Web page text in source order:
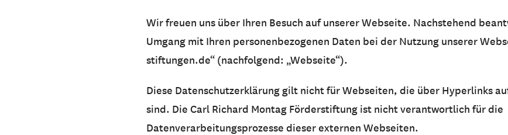
Wir freuen uns über Ihren Besuch auf unserer Webseite. Nachstehend
Umgang mit Ihren personenbezogenen Daten bei der Nutzung unserer
stiftungen.de“ (nachfolgend: „Webseite“).
Diese Datenschutzerklärung gilt nicht für Webseiten, die über Hyperlinks
sind. Die Carl Richard Montag Förderstiftung ist nicht verantwortlich für die
Datenverarbeitungsprozesse dieser externen Webseiten.